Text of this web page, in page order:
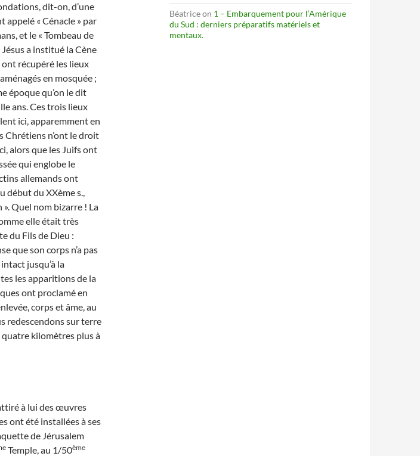
dit-on, d’une
appelé « Cénacle » par
et le « Tombeau de
Jésus a institué la Cène
récupéré les lieux
en mosquée ;
époque qu’on le dit
ans. Ces trois lieux
ici, apparemment en
n’ont le droit
alors que les Juifs ont
qui englobe le
allemands ont
début du XXème s.,
Quel nom bizarre ! La
elle était très
du Fils de Dieu :
que son corps n’a pas
jusqu’à la
les apparitions de la
ont proclamé en
corps et âme, au
redescendons sur terre
kilomètres plus à
à lui des œuvres
ont été installées à ses
de Jérusalem
Temple, au 1/50ème
Béatriceon 1 – Embarquement pour l’Amérique
du Sud : derniers préparatifs matériels et
mentaux.